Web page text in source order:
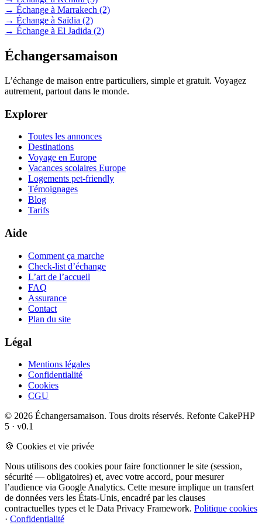
→ Échange à Marrakech (2)
→ Échange à Saïdia (2)
→ Échange à El Jadida (2)
Échangersamaison
L’échange de maison entre particuliers, simple et gratuit. Voyagez
autrement, partout dans le monde.
Explorer
Toutes les annonces
Destinations
Voyage en Europe
Vacances scolaires Europe
Logements pet-friendly
Témoignages
Blog
Tarifs
Aide
Comment ça marche
Check-list d’échange
L’art de l’accueil
FAQ
Assurance
Contact
Plan du site
Légal
Mentions légales
Confidentialité
Cookies
CGU
© 2026 Échangersamaison. Tous droits réservés. Refonte CakePHP
5 · v0.1
🍪 Cookies et vie privée
Nous utilisons des cookies pour faire fonctionner le site (session,
sécurité — obligatoires) et, avec votre accord, pour mesurer
l’audience via Google Analytics. Cette mesure implique un transfert
de données vers les États-Unis, encadré par les clauses
contractuelles types et le Data Privacy Framework. Politique cookies
· Confidentialité